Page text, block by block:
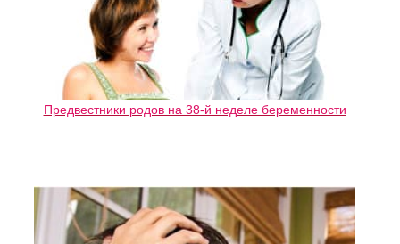
Предвестники родов на 38-й неделе беременности